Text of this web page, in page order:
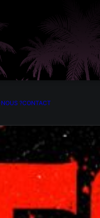
?CONTACT